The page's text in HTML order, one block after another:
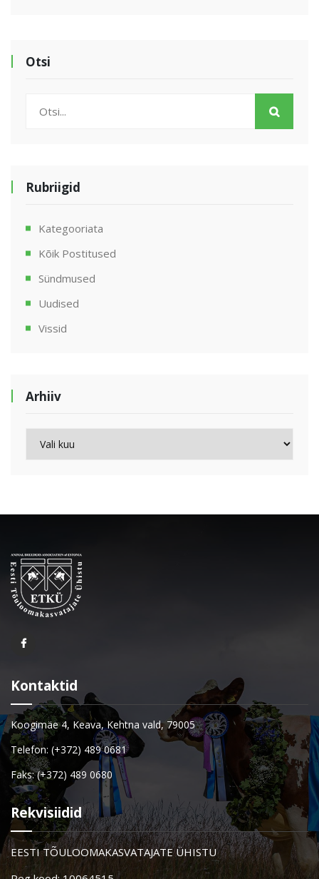
Otsi
Rubriigid
Kategooriata
Kõik Postitused
Sündmused
Uudised
Vissid
Arhiiv
Kontaktid
Koogimäe 4, Keava, Kehtna vald, 79005
Telefon: (+372) 489 0681
Faks: (+372) 489 0680
Rekvisiidid
EESTI TÕULOOMAKASVATAJATE ÜHISTU